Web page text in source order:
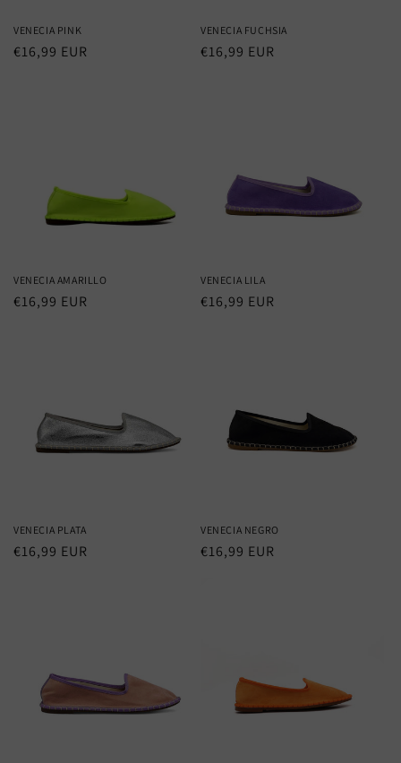
VENECIA PINK
Precio
€16,99 EUR
VENECIA FUCHSIA
Precio
€16,99 EUR
VENECIA AMARILLO
Precio
€16,99 EUR
VENECIA LILA
Precio
€16,99 EUR
VENECIA PLATA
Precio
€16,99 EUR
VENECIA NEGRO
Precio
€16,99 EUR